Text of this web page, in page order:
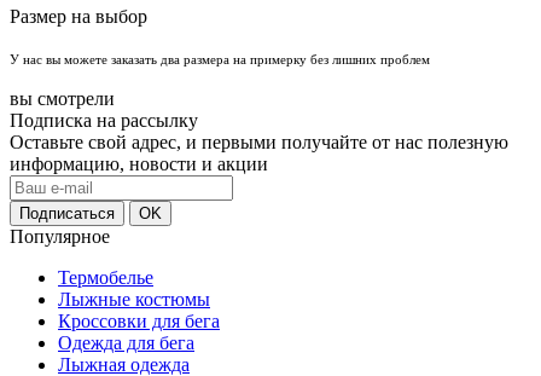
Размер на выбор
У нас вы можете заказать два размера на примерку без лишних проблем
вы смотрели
Подписка на рассылку
Оставьте свой адрес, и первыми получайте от нас полезную
информацию, новости и акции
Популярное
Термобелье
Лыжные костюмы
Кроссовки для бега
Одежда для бега
Лыжная одежда